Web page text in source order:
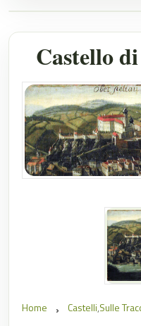
Castello
Home Castelli,Sulle